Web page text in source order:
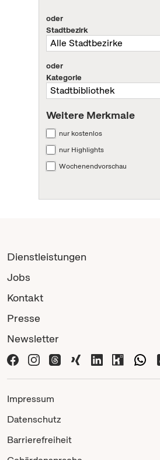
oder
Stadtbezirk
oder
Kategorie
Weitere Merkmale
nur kostenlos
nur Highlights
Wochenendvorschau
Dienstleistungen
Jobs
Kontakt
Presse
Newsletter
Impressum
Datenschutz
Barrierefreiheit